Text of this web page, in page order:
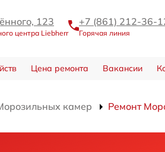
123
центра Liebherr
+7 (861) 212-36-
Горячая линия
Цена ремонта Вакансии
камер Ремонт